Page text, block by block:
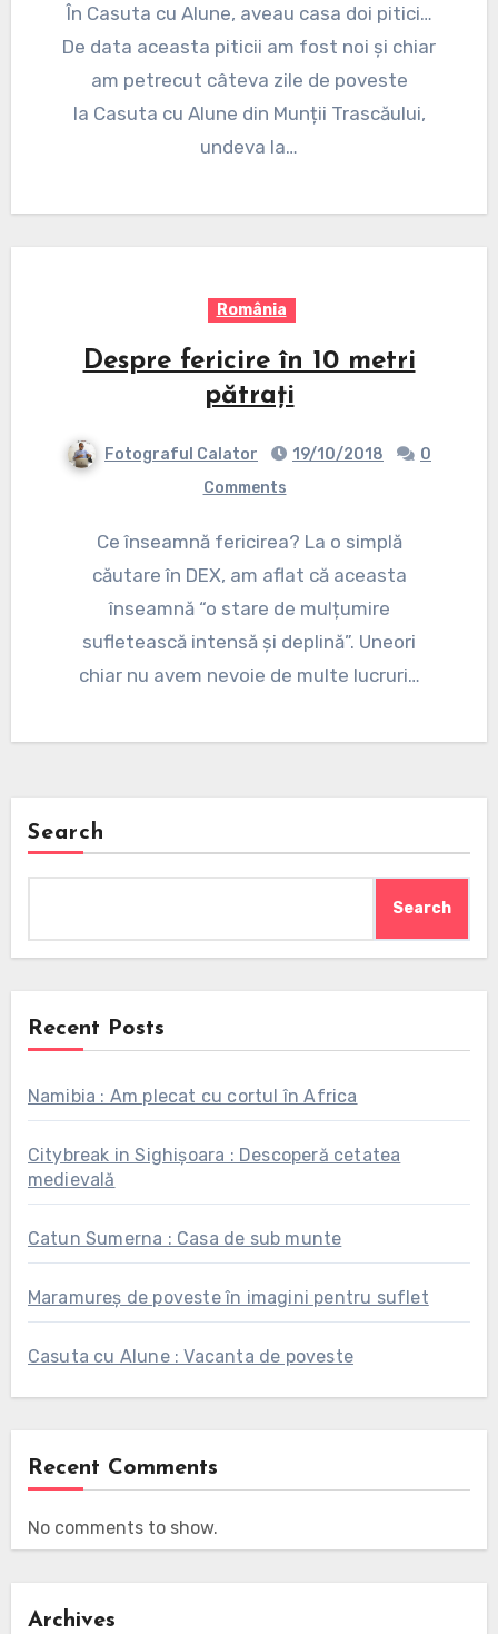
În Casuta cu Alune, aveau casa doi pitici…
De data aceasta piticii am fost noi și chiar
am petrecut câteva zile de poveste
la Casuta cu Alune din Munții Trascăului,
undeva la…
România
Despre fericire în 10 metri
pătrați
Fotograful Calator 19/10/2018
0
Comments
Ce înseamnă fericirea? La o simplă
căutare în DEX, am aflat că aceasta
înseamnă “o stare de mulțumire
sufletească intensă și deplină”. Uneori
chiar nu avem nevoie de multe lucruri…
Search
Search
Recent Posts
Namibia : Am plecat cu cortul în Africa
Citybreak in Sighișoara : Descoperă cetatea
medievală
Catun Sumerna : Casa de sub munte
Maramureș de poveste în imagini pentru suflet
Casuta cu Alune : Vacanta de poveste
Recent Comments
No comments to show.
Archives